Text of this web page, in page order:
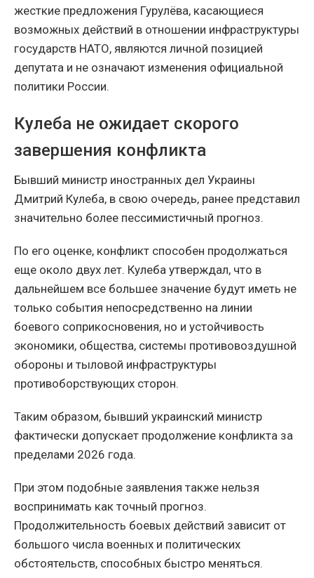
жесткие предложения Гурулёва, касающиеся
возможных действий в отношении инфраструктуры
государств НАТО, являются личной позицией
депутата и не означают изменения официальной
политики России.
Кулеба не ожидает скорого
завершения конфликта
Бывший министр иностранных дел Украины
Дмитрий Кулеба, в свою очередь, ранее представил
значительно более пессимистичный прогноз.
По его оценке, конфликт способен продолжаться
еще около двух лет. Кулеба утверждал, что в
дальнейшем все большее значение будут иметь не
только события непосредственно на линии
боевого соприкосновения, но и устойчивость
экономики, общества, системы противовоздушной
обороны и тыловой инфраструктуры
противоборствующих сторон.
Таким образом, бывший украинский министр
фактически допускает продолжение конфликта за
пределами 2026 года.
При этом подобные заявления также нельзя
воспринимать как точный прогноз.
Продолжительность боевых действий зависит от
большого числа военных и политических
обстоятельств, способных быстро меняться.